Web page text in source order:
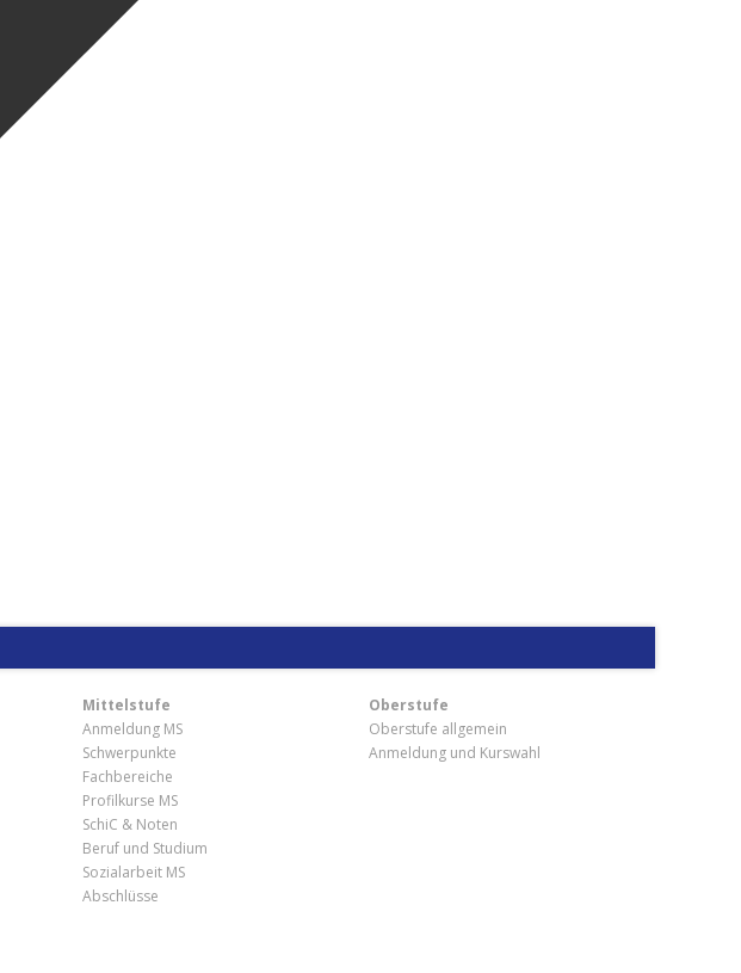
Mittelstufe
Anmeldung MS
Schwerpunkte
Fachbereiche
Profilkurse MS
SchiC & Noten
Beruf und Studium
Sozialarbeit MS
Abschlüsse
Oberstufe
Oberstufe allgemein
Anmeldung und Kurswahl